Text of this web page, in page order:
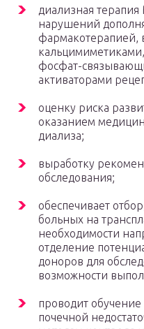
диализная
нарушений
фармакотерапией,
фосфат-
активаторами
оценку риска
оказанием
диализа;
выработку
обследования;
обеспечивает
больных на
необходимости
отделение
доноров для
возможности
проводит
почечной